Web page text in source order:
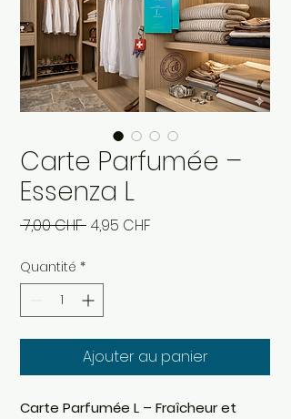
Carte Parfumée –
Essenza L
7,00 CHF Prix
4,95 CHF
Quantité *
Ajouter au panier
Carte Parfumée L – Fraîcheur et